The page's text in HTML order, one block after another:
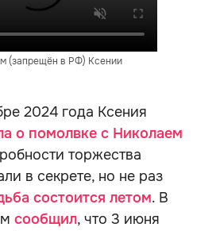
(запрещён в РФ) Ксении
2024 года Ксения
о помолвке с Николаем
торжества
в секрете, но не раз
состоится летом. В
сообщил, что 3 июня